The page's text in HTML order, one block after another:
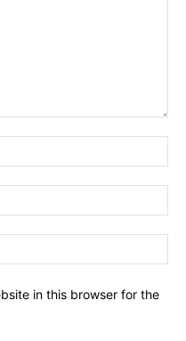
in this browser for the